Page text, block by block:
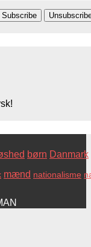
børn Danmark
mænd nationalisme